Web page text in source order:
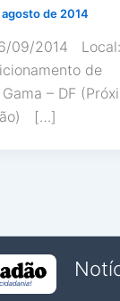
agosto de 2014
09/2014
de
– DF
[…]